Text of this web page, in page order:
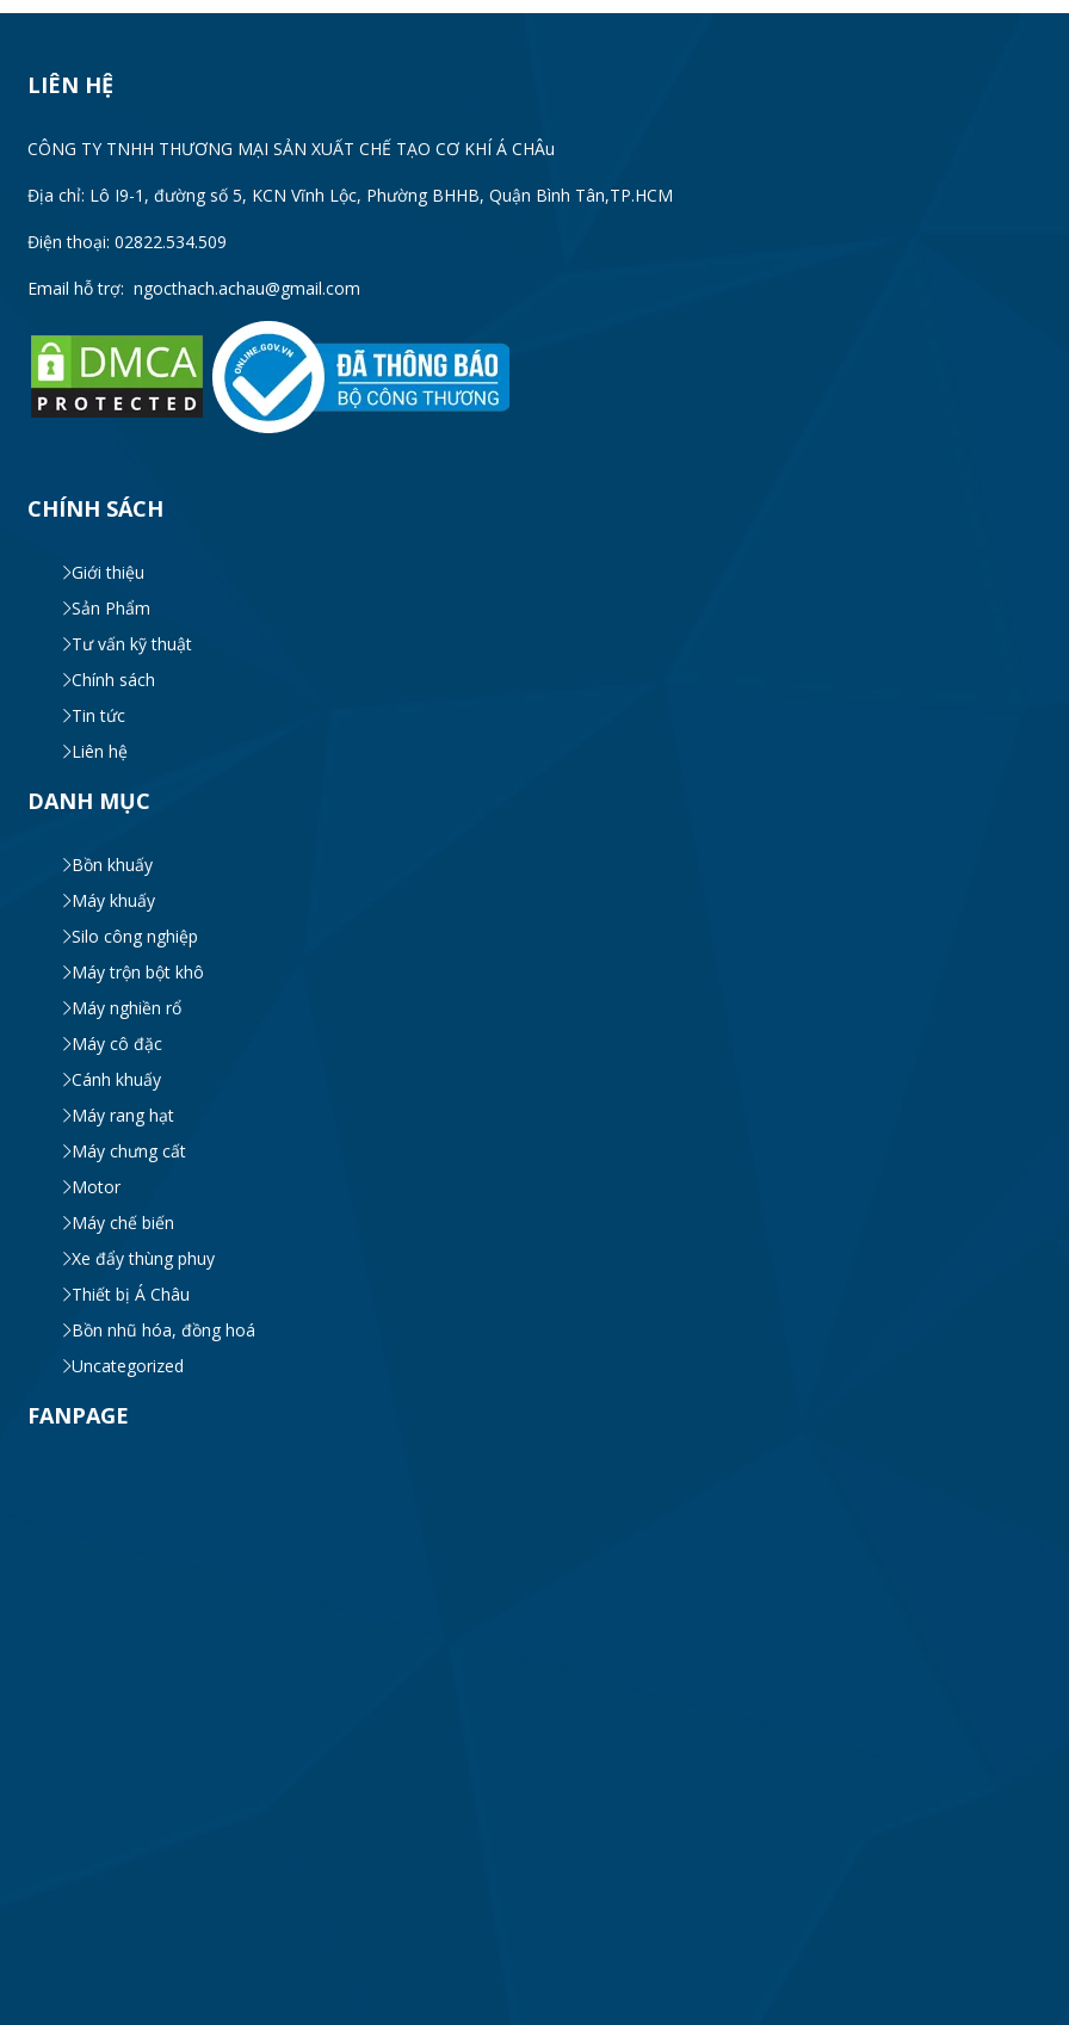
LIÊN HỆ
CÔNG TY TNHH THƯƠNG MẠI SẢN XUẤT CHẾ TẠO CƠ KHÍ Á CHÂu
Địa chỉ: Lô I9-1, đường số 5, KCN Vĩnh Lộc, Phường BHHB, Quận Bình Tân,TP.HCM
Điện thoại: 02822.534.509
Email hỗ trợ: ngocthach.achau@gmail.com
CHÍNH SÁCH
Giới thiệu
Sản Phẩm
Tư vấn kỹ thuật
Chính sách
Tin tức
Liên hệ
DANH MỤC
Bồn khuấy
Máy khuấy
Silo công nghiệp
Máy trộn bột khô
Máy nghiền rổ
Máy cô đặc
Cánh khuấy
Máy rang hạt
Máy chưng cất
Motor
Máy chế biến
Xe đẩy thùng phuy
Thiết bị Á Châu
Bồn nhũ hóa, đồng hoá
Uncategorized
FANPAGE